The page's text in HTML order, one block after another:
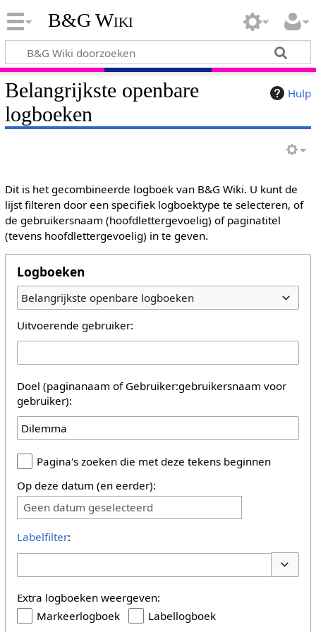
B&G Wiki
Hulp
Belangrijkste openbare
logboeken
Dit is het gecombineerde logboek van B&G Wiki. U kunt de
lijst filteren door een specifiek logboektype te selecteren, of
de gebruikersnaam (hoofdlettergevoelig) of paginatitel
(tevens hoofdlettergevoelig) in te geven.
Logboeken
Belangrijkste openbare logboeken
Uitvoerende gebruiker:
Doel (paginanaam of Gebruiker:gebruikersnaam voor
gebruiker):
Pagina's zoeken die met deze tekens beginnen
Op deze datum (en eerder):
Geen datum geselecteerd
Labelfilter:
Extra logboeken weergeven:
Markeerlogboek
Labellogboek